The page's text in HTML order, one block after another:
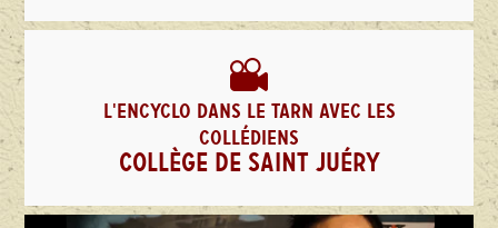
L'ENCYCLO DANS LE TARN AVEC LES
COLLÉDIENS
COLLÈGE DE SAINT JUÉRY